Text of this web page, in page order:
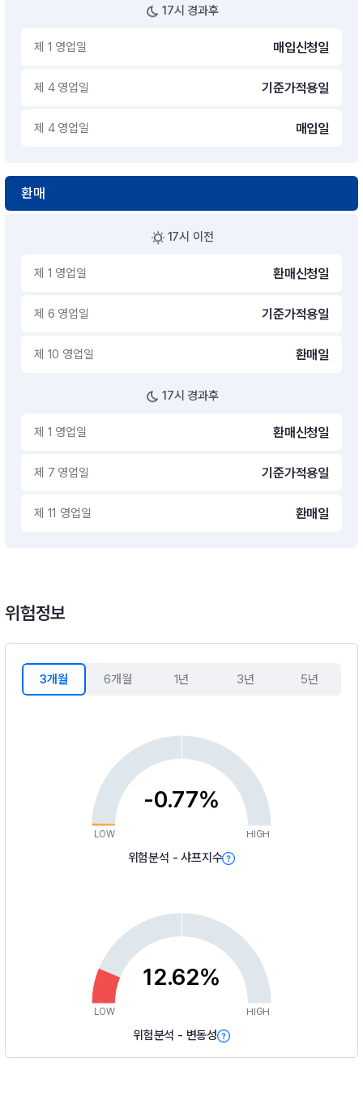
17시 경과후
제 1 영업일 매입신청일
제 4 영업일 기준가적용일
제 4 영업일 매입일
환매
17시 이전
제 1 영업일 환매신청일
제 6 영업일 기준가적용일
제 10 영업일 환매일
17시 경과후
제 1 영업일 환매신청일
제 7 영업일 기준가적용일
제 11 영업일 환매일
위험정보
3개월 6개월 1년 3년 5년
-0.77%
LOW HIGH
위험분석 - 샤프지수
12.62%
LOW HIGH
위험분석 - 변동성